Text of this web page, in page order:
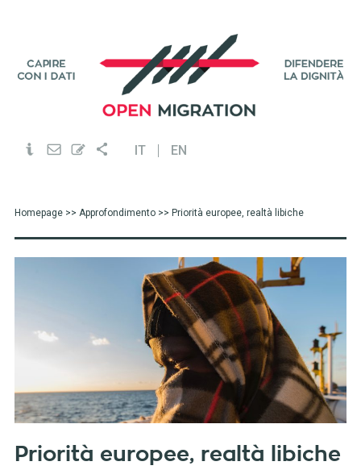
IT EN
Homepage>> Approfondimento>> Priorità europee, realtà libiche
Priorità europee, realtà libiche